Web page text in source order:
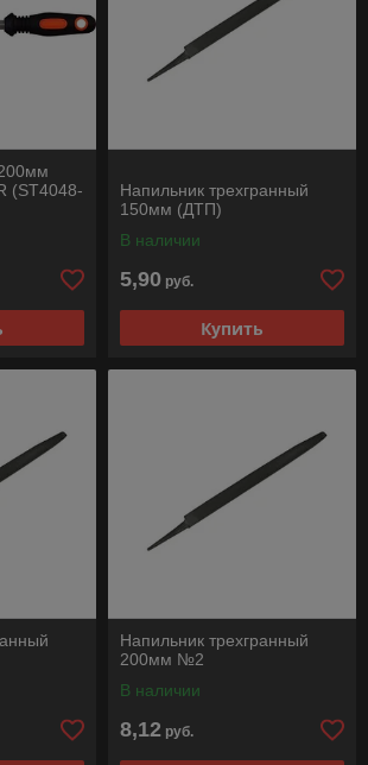
(ST4048-
Напильник трехгранный
150мм (ДТП)
В наличии
5,90 руб.
Купить
Напильник трехгранный
200мм №2
В наличии
8,12 руб.